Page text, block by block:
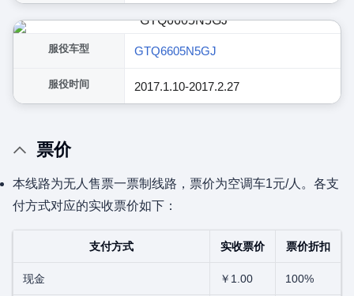
服役车型 GTQ6605N5GJ
服役时间 2017.1.10-2017.2.27
票价
本线路为无人售票一票制线路，票价为空调车1元/人。各支
付方式对应的实收票价如下：
支付方式 实收票价 票价折扣
现金 ￥1.00 100%